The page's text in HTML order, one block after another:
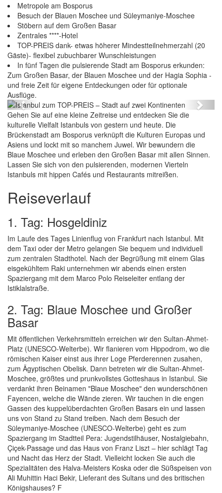
Metropole am Bosporus
Besuch der Blauen Moschee und Süleymaniye-Moschee
Stöbern auf dem Großen Basar
Zentrales ****-Hotel
TOP-PREIS dank- etwas höherer Mindestteilnehmerzahl (20
Gäste)- flexibel zubuchbarer Wunschleistungen
In fünf Tagen die pulsierende Stadt am Bosporus erkunden:
Zum Großen Basar, der Blauen Moschee und der Hagia Sophia -
und freie Zeit für eigene Entdeckungen oder für optionale
Ausflüge.
auf zwei
Istanbul zum TOP-PREIS – Stadt
Kontinenten
Previous Next
Gehen Sie auf eine kleine Zeitreise und entdecken Sie die
kulturelle Vielfalt Istanbuls von gestern und heute. Die
Brückenstadt am Bosporus verknüpft die Kulturen Europas und
Asiens und lockt mit so manchem Juwel. Wir bewundern die
Blaue Moschee und erleben den Großen Basar mit allen Sinnen.
Lassen Sie sich von den pulsierenden, modernen Vierteln
Istanbuls mit hippen Cafés und Restaurants mitreißen.
Reiseverlauf
1. Tag: Hosgeldiniz
Im Laufe des Tages Linienflug von Frankfurt nach Istanbul. Mit
dem Taxi oder der Metro gelangen Sie bequem und individuell
zum zentralen Stadthotel. Nach der Begrüßung mit einem Glas
eisgekühltem Raki unternehmen wir abends einen ersten
Spaziergang mit dem Marco Polo Reiseleiter entlang der
Istiklalstraße.
2. Tag: Blaue Moschee und Großer
Basar
Mit öffentlichen Verkehrsmitteln erreichen wir den Sultan-Ahmet-
Platz (UNESCO-Welterbe). Wir flanieren vom Hippodrom, wo die
römischen Kaiser einst aus ihrer Loge Pferderennen zusahen,
zum Ägyptischen Obelisk. Dann betreten wir die Sultan-Ahmet-
Moschee, größtes und prunkvollstes Gotteshaus in Istanbul. Sie
verdankt ihren Beinamen "Blaue Moschee" den wunderschönen
Fayencen, welche die Wände zieren. Wir tauchen in die engen
Gassen des kuppelüberdachten Großen Basars ein und lassen
uns von Stand zu Stand treiben. Nach dem Besuch der
Süleymaniye-Moschee (UNESCO-Welterbe) geht es zum
Spaziergang im Stadtteil Pera: Jugendstilhäuser, Nostalgiebahn,
Çiçek-Passage und das Haus von Franz Liszt – hier schlägt Tag
und Nacht das Herz der Stadt. Vielleicht locken Sie auch die
Spezialitäten des Halva-Meisters Koska oder die Süßspeisen von
Ali Muhittin Haci Bekir, Lieferant des Sultans und des britischen
Königshauses? F